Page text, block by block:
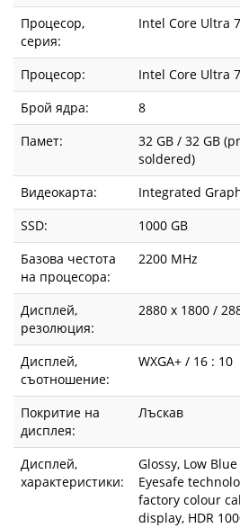
Процесор,
серия:
Intel Core Ultra 7
Процесор:
Intel Core Ultra
Брой ядра:
8
Памет:
32 GB / 32 GB
soldered)
Видеокарта:
Integrated
SSD:
1000 GB
Базова честота
на процесора:
2200 MHz
Дисплей,
резолюция:
2880 x 1800 /
Дисплей,
съотношение:
WXGA+ / 16 : 10
Покритие на
дисплея:
Лъскав
Дисплей,
характеристики:
Glossy, Low
Eyesafe
factory colour
display, HDR